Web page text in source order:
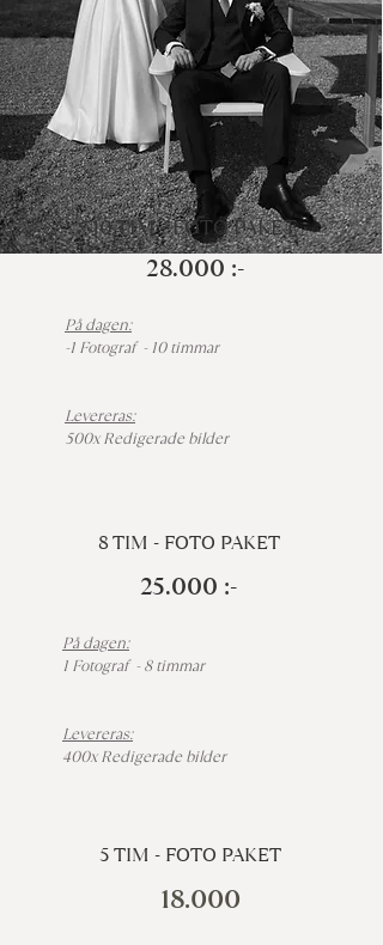
10 TIM - FOTO PAKET
28.000 :-
På dagen:
-1 Fotograf - 10 timmar
Levereras:
500x Redigerade bilder
8 TIM - FOTO PAKET
25.000 :-
På dagen:
1 Fotograf - 8 timmar
Levereras:
400x Redigerade bilder
5 TIM - FOTO PAKET
18.000